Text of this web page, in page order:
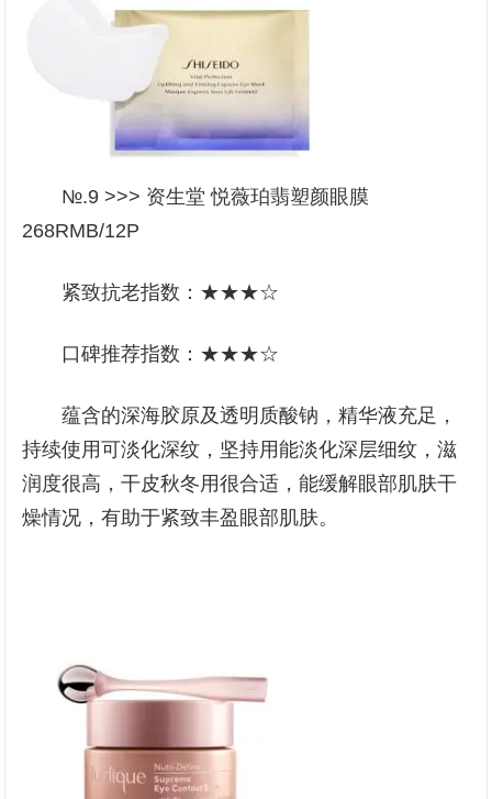
№.9 >>> 资生堂 悦薇珀翡塑颜眼膜
268RMB/12P
紧致抗老指数：★★★☆
口碑推荐指数：★★★☆
蕴含的深海胶原及透明质酸钠，精华液充足，
持续使用可淡化深纹，坚持用能淡化深层细纹，滋
润度很高，干皮秋冬用很合适，能缓解眼部肌肤干
燥情况，有助于紧致丰盈眼部肌肤。